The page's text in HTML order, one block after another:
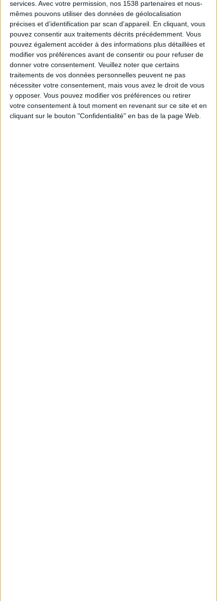
services. Avec votre permission, nos 1538 partenaires et nous-
mêmes pouvons utiliser des données de géolocalisation
précises et d’identification par scan d'appareil. En cliquant, vous
pouvez consentir aux traitements décrits précédemment. Vous
pouvez également accéder à des informations plus détaillées et
modifier vos préférences avant de consentir ou pour refuser de
donner votre consentement. Veuillez noter que certains
traitements de vos données personnelles peuvent ne pas
nécessiter votre consentement, mais vous avez le droit de vous
y opposer. Vous pouvez modifier vos préférences ou retirer
votre consentement à tout moment en revenant sur ce site et en
cliquant sur le bouton "Confidentialité" en bas de la page Web.
Peut-on remplacer la viande par des féculents ?
Consultation diététique du 05/08/2026